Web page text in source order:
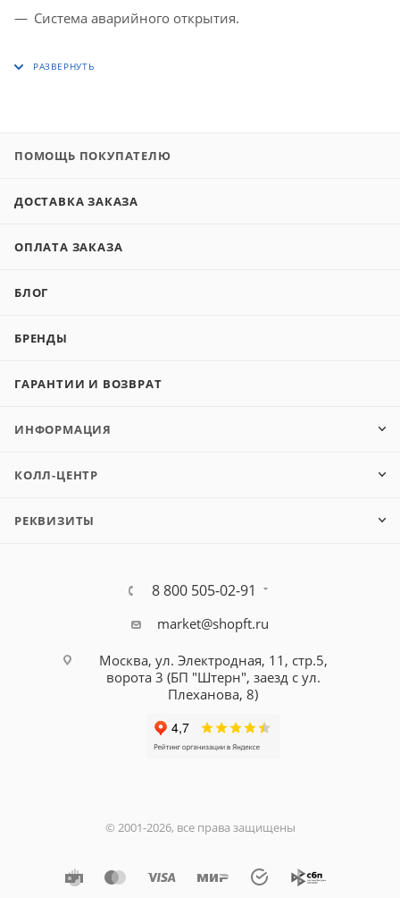
Система аварийного открытия.
ПОМОЩЬ ПОКУПАТЕЛЮ
ДОСТАВКА ЗАКАЗА
ОПЛАТА ЗАКАЗА
БЛОГ
БРЕНДЫ
ГАРАНТИИ И ВОЗВРАТ
ИНФОРМАЦИЯ
КОЛЛ-ЦЕНТР
РЕКВИЗИТЫ
8 800 505-02-91
market@shopft.ru
Москва, ул. Электродная, 11, стр.5,
ворота 3 (БП "Штерн", заезд с ул.
Плеханова, 8)
© 2001-2026, все права защищены